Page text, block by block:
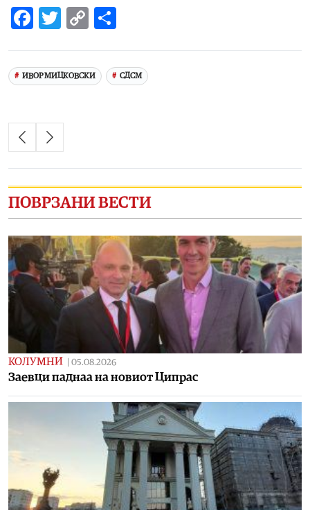
Facebook
Twitter
Copy
ИВОР МИЦКОВСКИ СДСМ
ПОВРЗАНИ ВЕСТИ
КОЛУМНИ | 05.08.2026
Заевци паднаа на новиот Ципрас